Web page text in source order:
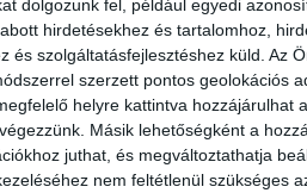
dolgozunk fel, például egyedi
hirdetésekhez és tartalomhoz,
és szolgáltatásfejlesztéshez küld. Az
szerzett pontos geolokációs
helyre kattintva
Másik lehetőségként a
juthat, és megváltoztathatja
nem feltétlenül szükséges
emelni –
panellakás